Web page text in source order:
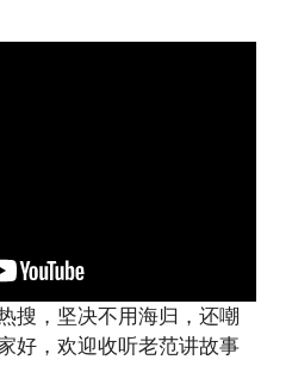
搜，坚决不用海归，还嘲
好，欢迎收听老范讲故事